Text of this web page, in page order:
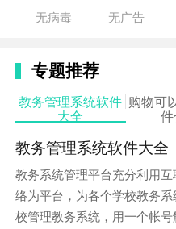
信息和链接。
得及时帮助。
无病毒 无广告
专题推荐
教务管理系统软件
大全
购物可
教务管理系统软件大全
教务系统管理平台充分利用
络为平台，为各个学校教务
校管理教务系统，用一个帐